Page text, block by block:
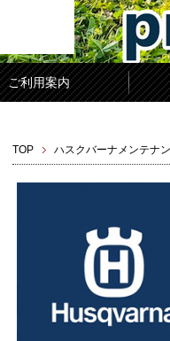
ご利用案内
TOP ハスクバーナメンテナ